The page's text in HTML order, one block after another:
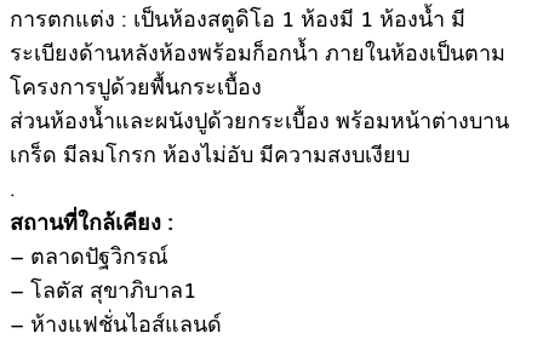
การตกแต่ง : เป็นห้องสตูดิโอ 1 ห้องมี 1 ห้องน้ำ มี
ระเบียงด้านหลังห้องพร้อมก็อกน้ำ ภายในห้องเป็นตาม
โครงการปูด้วยพื้นกระเบื้อง
ส่วนห้องน้ำและผนังปูด้วยกระเบื้อง พร้อมหน้าต่างบาน
เกร็ด มีลมโกรก ห้องไม่อับ มีความสงบเงียบ
.
สถานที่ใกล้เคียง :
– ตลาดปัฐวิกรณ์
– โลตัส สุขาภิบาล1
– ห้างแฟชั่นไอส์แลนด์